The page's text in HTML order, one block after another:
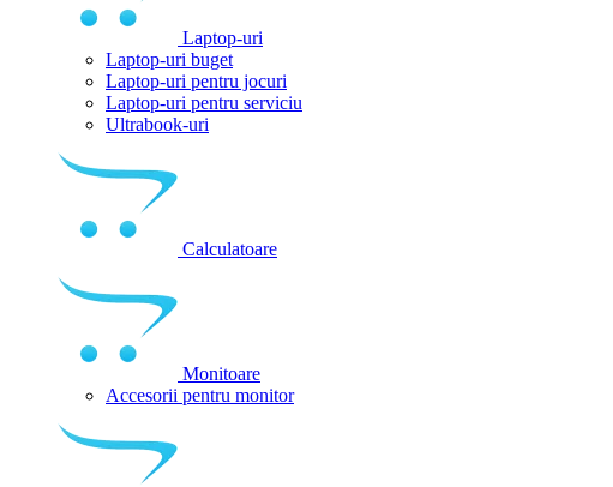
Laptop-uri
Laptop-uri buget
Laptop-uri pentru jocuri
Laptop-uri pentru serviciu
Ultrabook-uri
Calculatoare
Monitoare
Accesorii pentru monitor